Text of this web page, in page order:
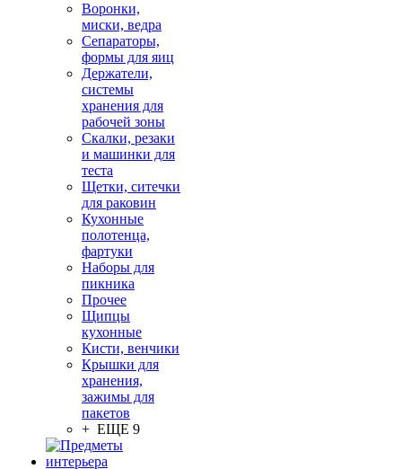
Воронки,
миски, ведра
Сепараторы,
формы для яиц
Держатели,
системы
хранения для
рабочей зоны
Скалки, резаки
и машинки для
теста
Щетки, ситечки
для раковин
Кухонные
полотенца,
фартуки
Наборы для
пикника
Прочее
Щипцы
кухонные
Кисти, венчики
Крышки для
хранения,
зажимы для
пакетов
+ ЕЩЕ 9